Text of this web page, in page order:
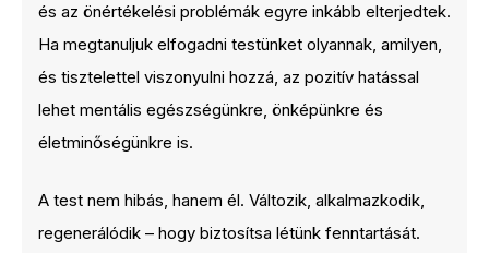
és az önértékelési problémák egyre inkább elterjedtek.
Ha megtanuljuk elfogadni testünket olyannak, amilyen,
és tisztelettel viszonyulni hozzá, az pozitív hatással
lehet mentális egészségünkre, önképünkre és
életminőségünkre is.
A test nem hibás, hanem él. Változik, alkalmazkodik,
regenerálódik – hogy biztosítsa létünk fenntartását.